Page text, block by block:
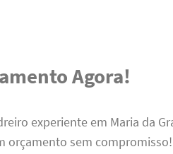
Agora!
experiente em Maria da
orçamento sem